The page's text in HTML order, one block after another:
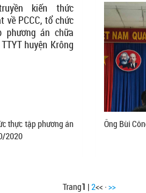
kiến thức
về PCCC, tổ chức
phương án chữa
huyện Krông
thực tập phương án
2020
Ông Bùi
Trang1 | 2<< ·>>